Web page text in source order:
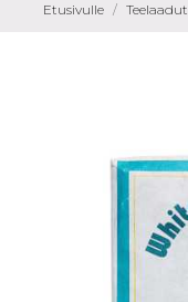
Etusivulle Teelaadut